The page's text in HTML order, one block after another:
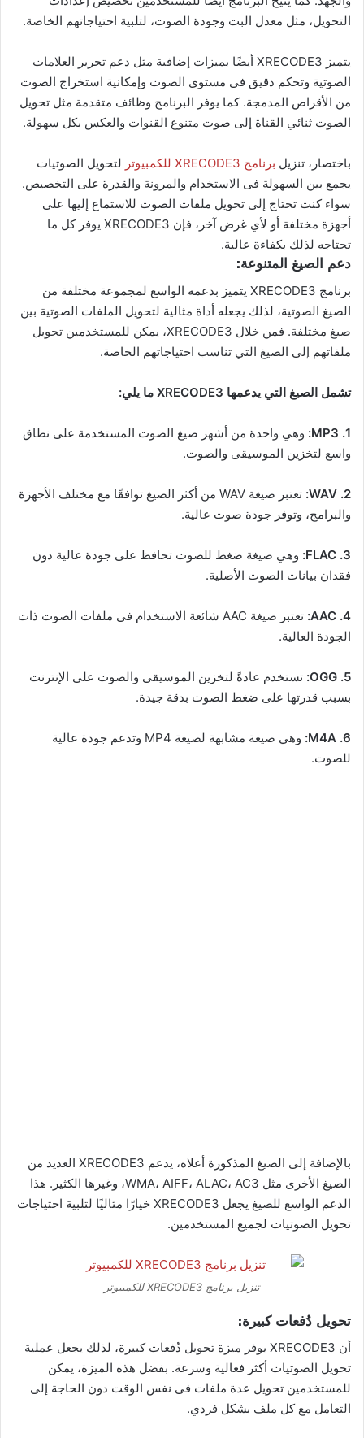
التحويل، مثل معدل البت وجودة الصوت، لتلبية احتياجاتهم الخاصة.
يتميز XRECODE3 أيضًا بميزات إضافىة مثل دعم تحرير العلامات
الصوتية وتحكم دقيق فى مستوى الصوت وإمكانية استخراج الصوت
من الأقراص المدمجة. كما يوفر البرنامج وظائف متقدمة مثل تحويل
الصوت ثنائي القناة إلى صوت متنوع القنوات والعكس بكل سهولة.
باختصار، تنزيل برنامج XRECODE3 للكمبيوتر
لتحويل الصوتيات
يجمع بين السهولة فى الاستخدام والمرونة والقدرة على التخصيص.
سواء كنت تحتاج إلى تحويل ملفات الصوت للاستماع إليها على
أجهزة مختلفة أو لأي غرض آخر، فإن XRECODE3 يوفر كل ما
تحتاجه لذلك بكفاءة عالية.
دعم الصيغ المتنوعة:
برنامج XRECODE3 يتميز بدعمه الواسع لمجموعة مختلفة من
الصيغ الصوتية، لذلك يجعله أداة مثالية لتحويل الملفات الصوتية بين
صيغ مختلفة. فمن خلال XRECODE3، يمكن للمستخدمين تحويل
ملفاتهم إلى الصيغ التي تناسب احتياجاتهم الخاصة.
تشمل الصيغ التي يدعمها XRECODE3 ما يلي:
1. MP3:
وهي واحدة من أشهر صيغ الصوت المستخدمة على نطاق
واسع لتخزين الموسيقى والصوت.
2. WAV:
تعتبر صيغة WAV من أكثر الصيغ توافقًا مع مختلف الأجهزة
والبرامج، وتوفر جودة صوت عالية.
3. FLAC:
وهي صيغة ضغط للصوت تحافظ على جودة عالية دون
فقدان بيانات الصوت الأصلية.
4. AAC:
تعتبر صيغة AAC شائعة الاستخدام فى ملفات الصوت ذات
الجودة العالية.
5. OGG:
تستخدم عادةً لتخزين الموسيقى والصوت على الإنترنت
بسبب قدرتها على ضغط الصوت بدقة جيدة.
6. M4A:
وهي صيغة مشابهة لصيغة MP4 وتدعم جودة عالية
للصوت.
بالإضافة إلى الصيغ المذكورة أعلاه، يدعم XRECODE3 العديد من
الصيغ الأخرى مثل WMA، AIFF، ALAC، AC3، وغيرها الكثير. هذا
الدعم الواسع للصيغ يجعل XRECODE3 خيارًا مثاليًا لتلبية احتياجات
تحويل الصوتيات لجميع المستخدمين.
تنزيل برنامج XRECODE3 للكمبيوتر
تحويل دُفعات كبيرة:
أن XRECODE3 يوفر ميزة تحويل دُفعات كبيرة، لذلك يجعل عملية
تحويل الصوتيات أكثر فعالية وسرعة. بفضل هذه الميزة، يمكن
للمستخدمين تحويل عدة ملفات فى نفس الوقت دون الحاجة إلى
التعامل مع كل ملف بشكل فردي.